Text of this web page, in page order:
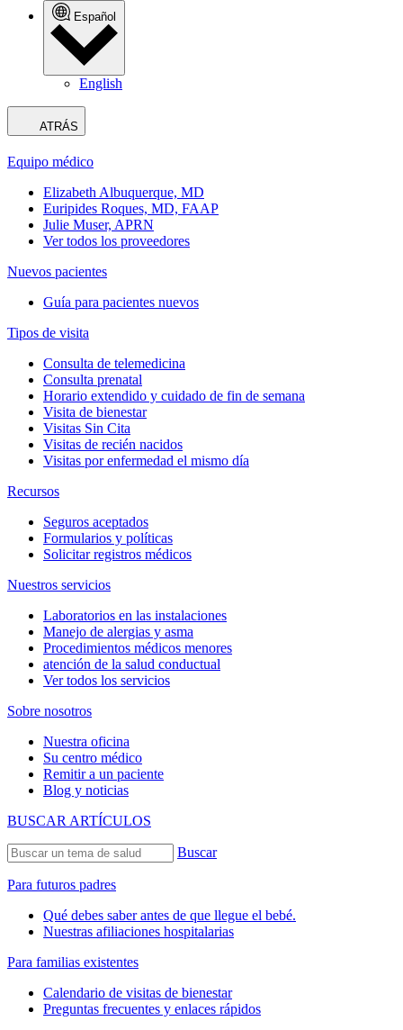
Español
English
ATRÁS
Equipo médico
Elizabeth Albuquerque, MD
Euripides Roques, MD, FAAP
Julie Muser, APRN
Ver todos los proveedores
Nuevos pacientes
Guía para pacientes nuevos
Tipos de visita
Consulta de telemedicina
Consulta prenatal
Horario extendido y cuidado de fin de semana
Visita de bienestar
Visitas Sin Cita
Visitas de recién nacidos
Visitas por enfermedad el mismo día
Recursos
Seguros aceptados
Formularios y políticas
Solicitar registros médicos
Nuestros servicios
Laboratorios en las instalaciones
Manejo de alergias y asma
Procedimientos médicos menores
atención de la salud conductual
Ver todos los servicios
Sobre nosotros
Nuestra oficina
Su centro médico
Remitir a un paciente
Blog y noticias
BUSCAR ARTÍCULOS
Buscar
Para futuros padres
Qué debes saber antes de que llegue el bebé.
Nuestras afiliaciones hospitalarias
Para familias existentes
Calendario de visitas de bienestar
Preguntas frecuentes y enlaces rápidos